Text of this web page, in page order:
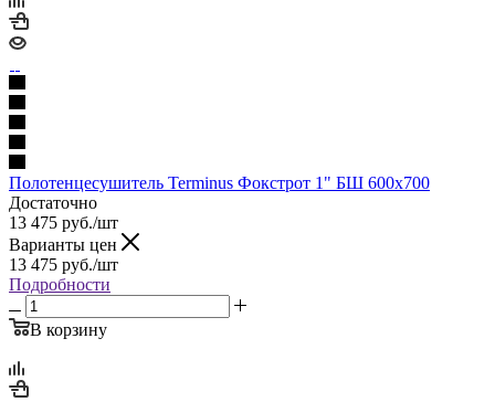
Полотенцесушитель Terminus Фокстрот 1" БШ 600х700
Достаточно
13 475 руб./шт
Варианты цен
13 475 руб./шт
Подробности
В корзину